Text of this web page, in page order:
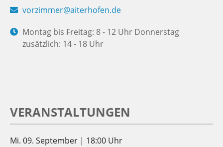
vorzimmer@aiterhofen.de
Montag bis Freitag: 8 - 12 Uhr Donnerstag
zusätzlich: 14 - 18 Uhr
VERANSTALTUNGEN
Mi. 09. September | 18:00 Uhr